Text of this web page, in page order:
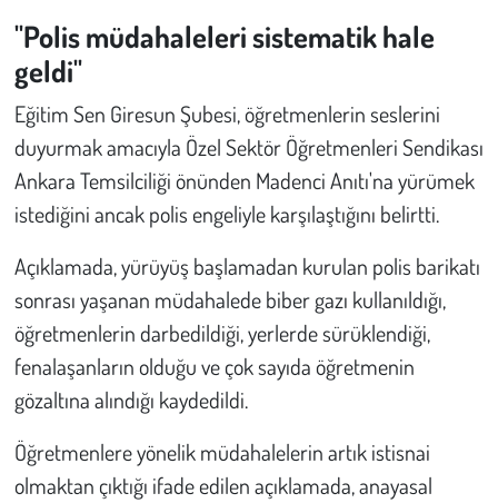
"Polis müdahaleleri sistematik hale
geldi"
Eğitim Sen Giresun Şubesi, öğretmenlerin seslerini
duyurmak amacıyla Özel Sektör Öğretmenleri Sendikası
Ankara Temsilciliği önünden Madenci Anıtı'na yürümek
istediğini ancak polis engeliyle karşılaştığını belirtti.
Açıklamada, yürüyüş başlamadan kurulan polis barikatı
sonrası yaşanan müdahalede biber gazı kullanıldığı,
öğretmenlerin darbedildiği, yerlerde sürüklendiği,
fenalaşanların olduğu ve çok sayıda öğretmenin
gözaltına alındığı kaydedildi.
Öğretmenlere yönelik müdahalelerin artık istisnai
olmaktan çıktığı ifade edilen açıklamada, anayasal